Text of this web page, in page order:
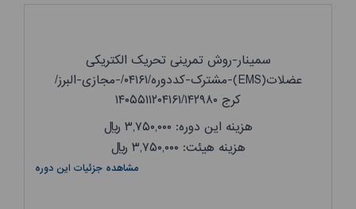
سمینار-روش تمرینی تحریک الکتریکی
عضلات(EMS)-مشترک-کددوره/۰۴۱۶۱/-مجازی-البرز/
کرج ۱۴۰۵۵۱۱۲۰۴۱۶۱/۱۴۲۹۸۰
هزینه این دوره: ۳,۷۵۰,۰۰۰
ریال
هزینه هیئت: ۳,۷۵۰,۰۰۰
ریال
مشاهده جزئیات این دوره